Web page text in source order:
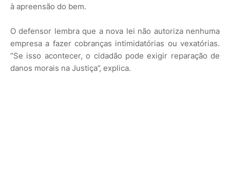
à apreensão do bem.
O defensor lembra que a nova lei não autoriza nenhuma
empresa a fazer cobranças intimidatórias ou vexatórias.
“Se isso acontecer, o cidadão pode exigir reparação de
danos morais na Justiça”, explica.